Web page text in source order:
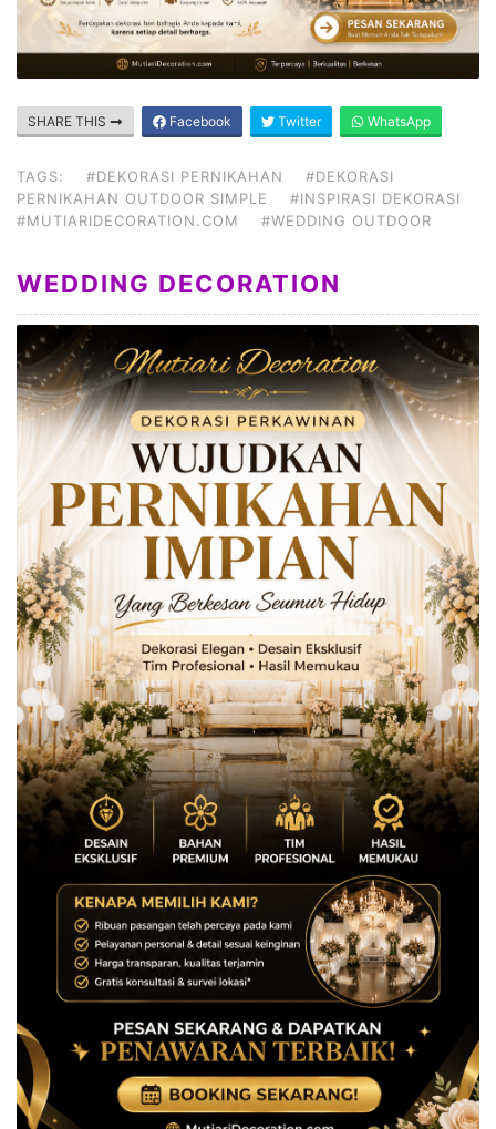
SHARE THIS Facebook Twitter WhatsApp
TAGS: #DEKORASI PERNIKAHAN
#DEKORASI
PERNIKAHAN OUTDOOR SIMPLE
#INSPIRASI DEKORASI
#MUTIARIDECORATION.COM
#WEDDING OUTDOOR
WEDDING DECORATION